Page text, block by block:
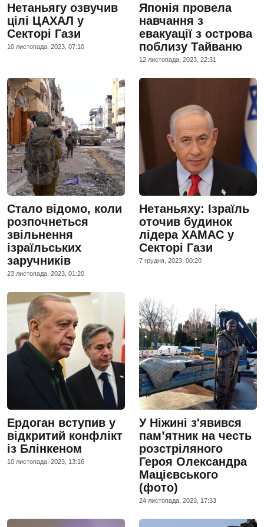
Нетаньягу озвучив
цілі ЦАХАЛ у
Секторі Гази
10 листопада, 2023, 07:10
Японія провела
навчання з
евакуації з острова
поблизу Тайваню
12 листопада, 2023, 22:31
Стало відомо, коли
розпочнеться
звільнення
ізраїльських
заручників
23 листопада, 2023, 01:20
Нетаньяху: Ізраїль
оточив будинок
лідера ХАМАС у
Секторі Гази
7 грудня, 2023, 00:20
Ердоган вступив у
відкритий конфлікт
із Блінкеном
10 листопада, 2023, 13:16
У Ніжині з'явився
пам’ятник на честь
розстріляного
Героя Олександра
Мацієвського
(фото)
24 листопада, 2023, 17:33